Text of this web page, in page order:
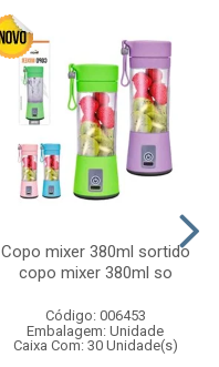
Copo mixer 380ml sortido
copo mixer 380ml so
Código: 006453
Embalagem: Unidade
Caixa Com: 30 Unidade(s)